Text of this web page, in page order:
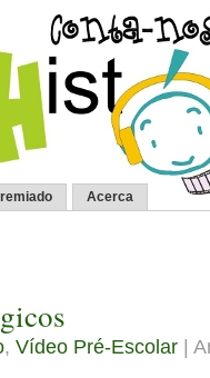
Acerca
, Vídeo Pré-Escolar |